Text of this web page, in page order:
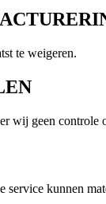
te weigeren.
wij geen controle
kunnen